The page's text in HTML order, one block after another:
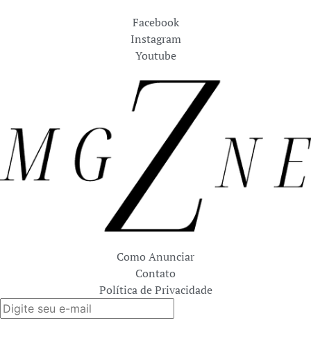
Facebook
Instagram
Youtube
Como Anunciar
Contato
Política de Privacidade